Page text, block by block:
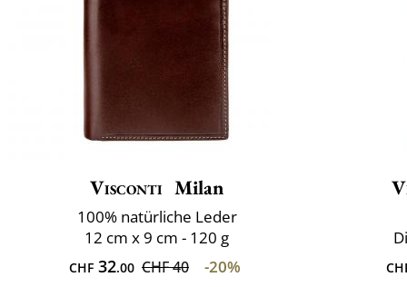
Visconti Milan
100% natürliche Leder
12 cm x 9 cm - 120 g
CHF 32.00 CHF 40 -20%